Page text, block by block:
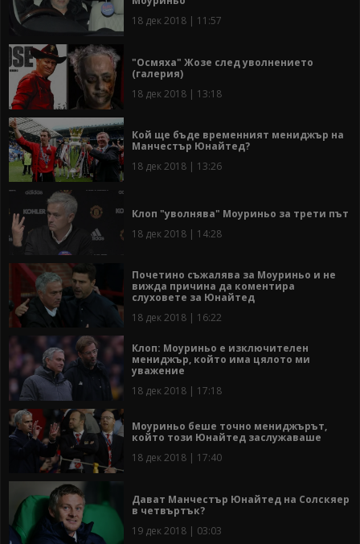
18 дек 2018 | 11:57
"Осмяха" Жозе след уволнението
(галерия)
18 дек 2018 | 13:18
Кой ще бъде временният мениджър на
Манчестър Юнайтед?
18 дек 2018 | 13:26
Клоп "уволнява" Моуриньо за трети път
18 дек 2018 | 14:28
Почетино съжалява за Моуриньо и не
вижда причина да коментира
слуховете за Юнайтед
18 дек 2018 | 16:22
Клоп: Моуриньо е изключителен
мениджър, който има цялото ми
уважение
18 дек 2018 | 17:18
Моуриньо беше точно мениджърът,
който този Юнайтед заслужаваше
18 дек 2018 | 17:40
Дават Манчестър Юнайтед на Солскяер
в четвъртък?
19 дек 2018 | 03:03